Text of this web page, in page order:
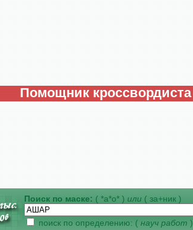
Помощник кроссвордиста
Поиск по маске: ( *а*о* ) или ( за+ник )
поиск по определению: ( науч работ )